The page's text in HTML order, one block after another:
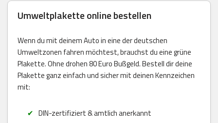
Umweltplakette online bestellen
Wenn du mit deinem Auto in eine der deutschen
Umweltzonen fahren möchtest, brauchst du eine grüne
Plakette. Ohne drohen 80 Euro Bußgeld. Bestell dir deine
Plakette ganz einfach und sicher mit deinen Kennzeichen
mit:
DIN-zertifiziert & amtlich anerkannt